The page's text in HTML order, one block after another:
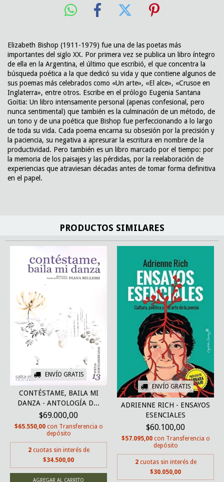
Elizabeth Bishop (1911-1979) fue una de las poetas más
importantes del siglo XX. Por primera vez se publica un libro íntegro
de ella en la Argentina, el último que escribió, el que concentra la
búsqueda poética a la que dedicó su vida y que contiene algunos de
sus poemas más celebrados como «Un arte», «El alce», «Crusoe en
Inglaterra», entre otros. Escribe en el prólogo Eugenia Santana
Goitia: Un libro intensamente personal (apenas confesional, pero
nunca sentimental) que también es la culminación de un método, de
un tono y de una poética que Bishop fue perfeccionando a lo largo
de toda su vida. Cada poema encarna su obsesión por la precisión y
la paciencia, su negativa a apresurar la escritura en nombre de la
productividad. Pero también es un libro marcado por el tiempo: por
la memoria de los paisajes y las pérdidas, por la reelaboración de
experiencias que atraviesan décadas antes de tomar forma definitiva
en el papel.
PRODUCTOS SIMILARES
ENVÍO GRATIS
CONTÉSTAME, BAILA MI
DANZA - ANTOLOGÍA D...
$69.000,00
$65.550,00 con Transferencia o
depósito
2 cuotas sin interés de
$34.500,00
ENVÍO GRATIS
ADRIENNE RICH - ENSAYOS
ESENCIALES
$60.100,00
$57.095,00 con Transferencia o
depósito
2 cuotas sin interés de
$30.050,00